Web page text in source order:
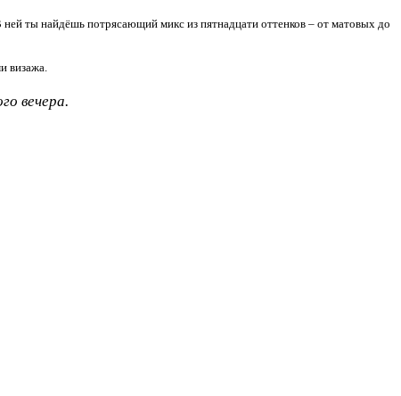
ты найдёшь потрясающий микс из пятнадцати оттенков – от матовых до
визажа.
вечера.